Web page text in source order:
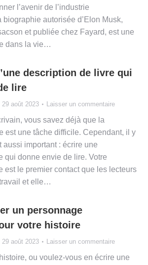
l’avenir de l’industrie
autorisée d’Elon Musk,
et publiée chez Fayard, est une
dans la vie…
description de livre qui
lire
29 août 2023 Laisser un commentaire
vous savez déjà que la
est une tâche difficile. Cependant, il y
aussi important : écrire une
qui donne envie de lire. Votre
est le premier contact que les lecteurs
et elle…
un personnage
votre histoire
29 août 2023 Laisser un commentaire
ou voulez-vous en écrire une